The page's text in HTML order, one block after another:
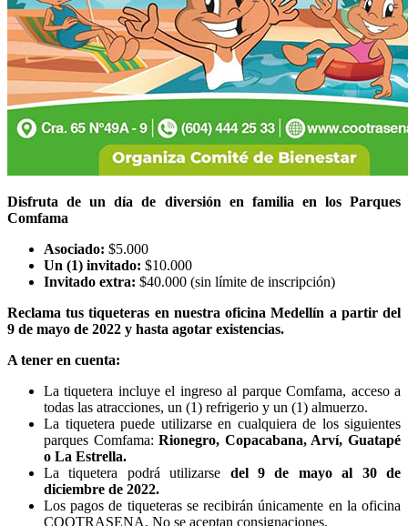
Disfruta de un día de diversión en familia en los Parques
Comfama
Asociado: $5.000
Un (1) invitado: $10.000
Invitado extra: $40.000 (sin límite de inscripción)
Reclama tus tiqueteras en nuestra oficina Medellín a partir del
9 de mayo de 2022 y hasta agotar existencias.
A tener en cuenta:
La tiquetera incluye el ingreso al parque Comfama, acceso a
todas las atracciones, un (1) refrigerio y un (1) almuerzo.
La tiquetera puede utilizarse en cualquiera de los siguientes
parques Comfama:Rionegro, Copacabana, Arví, Guatapé
o La Estrella.
La tiquetera podrá utilizarse del 9 de mayo al 30 de
diciembre de 2022.
Los pagos de tiqueteras se recibirán únicamente en la oficina
COOTRASENA. No se aceptan consignaciones.